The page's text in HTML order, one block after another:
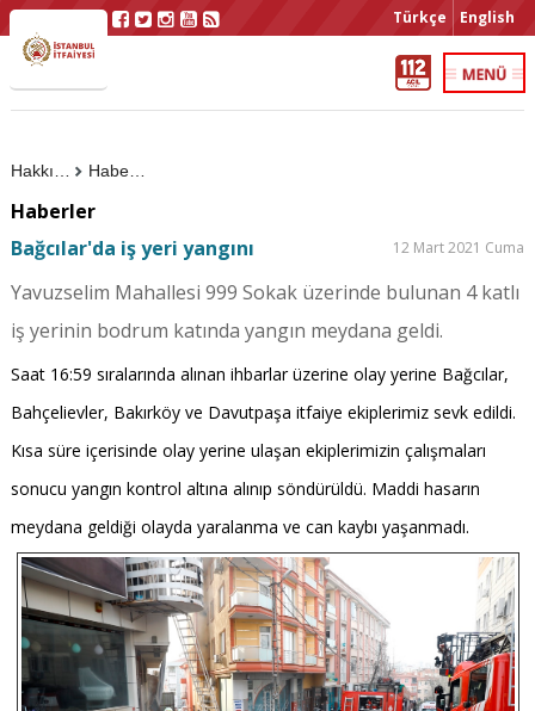
Türkçe English
Haberler
Haberler
Bağcılar'da iş yeri yangını
12 Mart 2021 Cuma
Yavuzselim Mahallesi 999 Sokak üzerinde bulunan 4 katlı
iş yerinin bodrum katında yangın meydana geldi.
Saat 16:59 sıralarında alınan ihbarlar üzerine olay yerine Bağcılar,
Bahçelievler, Bakırköy ve Davutpaşa itfaiye ekiplerimiz sevk edildi.
Kısa süre içerisinde olay yerine ulaşan ekiplerimizin çalışmaları
sonucu yangın kontrol altına alınıp söndürüldü. Maddi hasarın
meydana geldiği olayda yaralanma ve can kaybı yaşanmadı.